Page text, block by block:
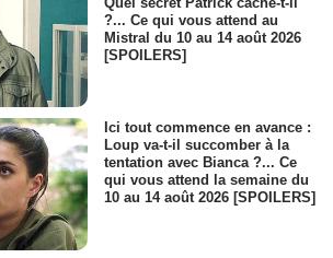
?... Ce qui vous attend au
Mistral du 10 au 14 août 2026
[SPOILERS]
Ici tout commence en avance :
Loup va-t-il succomber à la
tentation avec Bianca ?... Ce
qui vous attend la semaine du
10 au 14 août 2026 [SPOILERS]